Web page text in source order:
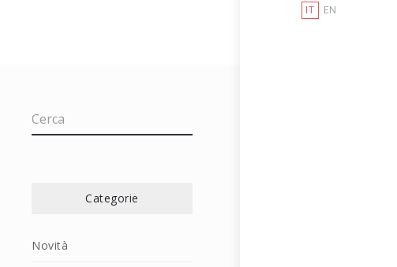
IT EN
Categorie
Novità